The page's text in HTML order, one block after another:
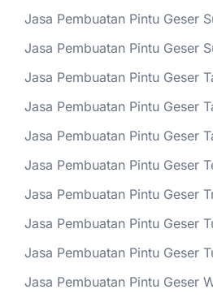
Jasa Pembuatan Pintu Geser
Jasa Pembuatan Pintu Geser
Jasa Pembuatan Pintu Geser
Jasa Pembuatan Pintu Geser
Jasa Pembuatan Pintu Geser
Jasa Pembuatan Pintu Geser
Jasa Pembuatan Pintu Geser
Jasa Pembuatan Pintu Geser
Jasa Pembuatan Pintu Geser
Jasa Pembuatan Pintu Geser